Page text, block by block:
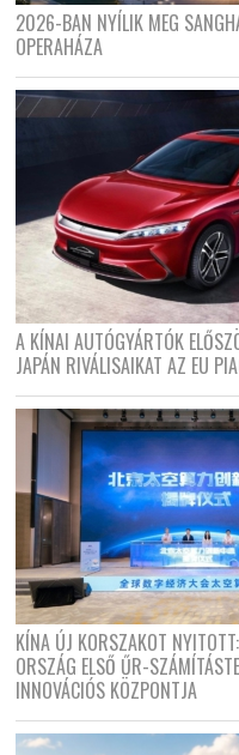
2026-BAN NYÍLIK MEG
OPERAHÁZA
A KÍNAI AUTÓGYÁRTÓK
JAPÁN RIVÁLISAIKAT AZ EU
KÍNA ÚJ KORSZAKOT
ORSZÁG ELSŐ ŰR-
INNOVÁCIÓS KÖZPONTJA